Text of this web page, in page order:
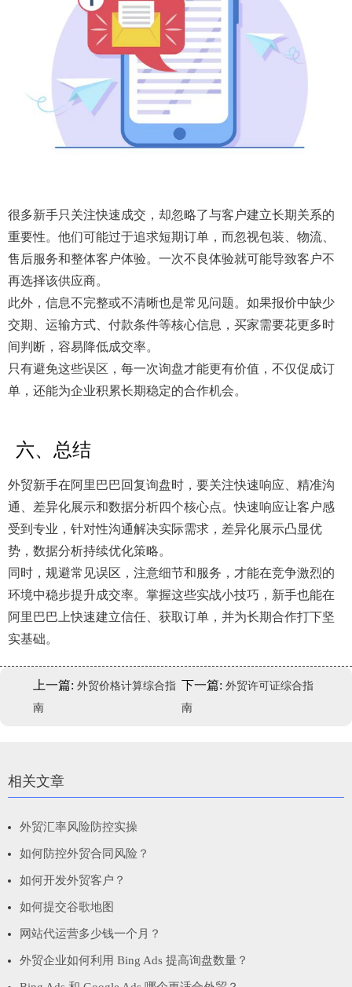
很多新手只关注快速成交，却忽略了与客户建立长期关系的
重要性。他们可能过于追求短期订单，而忽视包装、物流、
售后服务和整体客户体验。一次不良体验就可能导致客户不
再选择该供应商。
此外，信息不完整或不清晰也是常见问题。如果报价中缺少
交期、运输方式、付款条件等核心信息，买家需要花更多时
间判断，容易降低成交率。
只有避免这些误区，每一次询盘才能更有价值，不仅促成订
单，还能为企业积累长期稳定的合作机会。
六、总结
外贸新手在阿里巴巴回复询盘时，要关注快速响应、精准沟
通、差异化展示和数据分析四个核心点。快速响应让客户感
受到专业，针对性沟通解决实际需求，差异化展示凸显优
势，数据分析持续优化策略。
同时，规避常见误区，注意细节和服务，才能在竞争激烈的
环境中稳步提升成交率。掌握这些实战小技巧，新手也能在
阿里巴巴上快速建立信任、获取订单，并为长期合作打下坚
实基础。
上一篇: 外贸价格计算综合指
南
下一篇: 外贸许可证综合指
南
相关文章
外贸汇率风险防控实操
如何防控外贸合同风险？
如何开发外贸客户？
如何提交谷歌地图
网站代运营多少钱一个月？
外贸企业如何利用 Bing Ads 提高询盘数量？